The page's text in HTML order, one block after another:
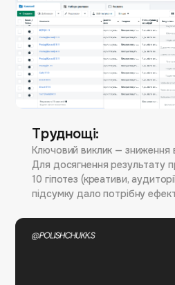
Труднощі:
Ключовий виклик — зниження
Для досягнення результату
10 гіпотез (креативи,
підсумку дало потрібну